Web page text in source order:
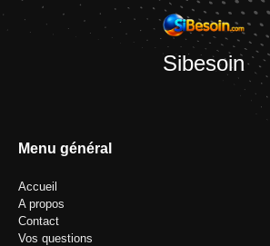
Sibesoin
Menu général
Accueil
A propos
Contact
Vos questions